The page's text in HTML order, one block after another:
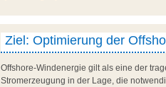
Ziel: Optimierung der
Offshore-Windenergie gilt als eine der
Stromerzeugung in der Lage, die